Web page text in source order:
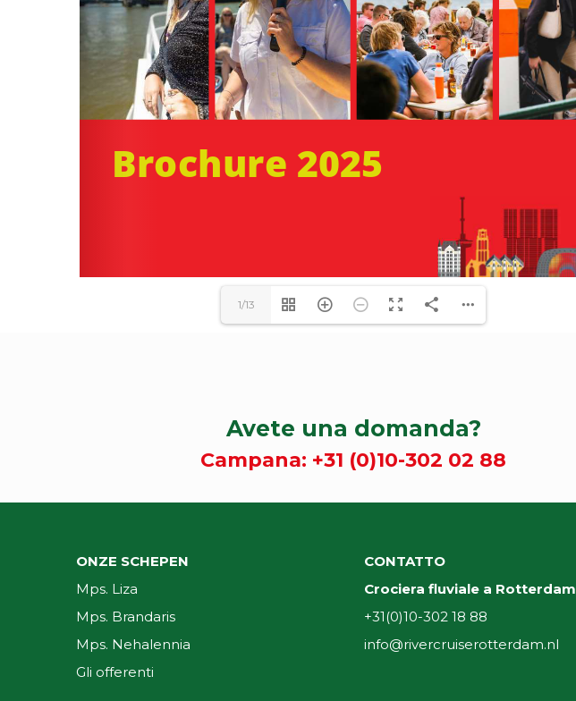
1/13
Avete una domanda?
Campana: +31 (0)10-302 02 88
ONZE SCHEPEN
Mps. Liza
Mps. Brandaris
Mps. Nehalennia
Gli offerenti
CONTATTO
Crociera fluviale a Rotterdam
+31(0)10-302 18 88
info@rivercruiserotterdam.nl